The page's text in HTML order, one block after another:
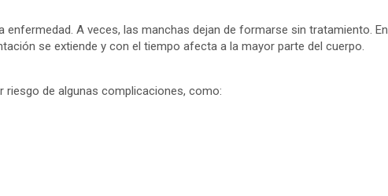
A veces, las manchas dejan de formarse sin tratamiento. En
se extiende y con el tiempo afecta a la mayor parte del cuerpo.
de algunas complicaciones, como: